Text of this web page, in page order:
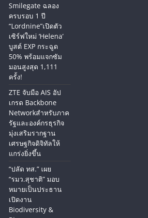
Smilegate ฉลอง
ครบรอบ 1 ปี
“Lordnine”เปิดตัว
เซิร์ฟใหม่ ‘Helena’
บูสต์ EXP กระฉูด
50% พร้อมแจกซัม
มอนสูงสุด 1,111
ครั้ง!
ZTE จับมือ AIS อัป
เกรด Backbone
Networkสำหรับภาค
รัฐและองค์กรธุรกิจ
มุ่งเสริมรากฐาน
เศรษฐกิจดิจิทัลให้
แกร่งยิ่งขึ้น
“ปลัด ทส.” เผย
“รมว.สุชาติ” มอบ
หมายเป็นประธาน
เปิดงาน
Biodiversity &